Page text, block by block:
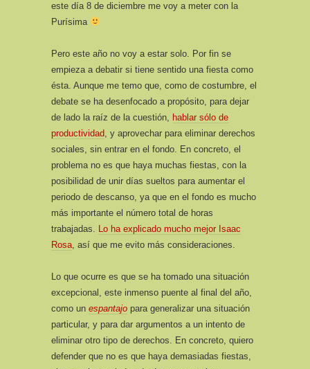
este día 8 de diciembre me voy a meter con la
Purísima
Pero este año no voy a estar solo. Por fin se
empieza a debatir si tiene sentido una fiesta como
ésta. Aunque me temo que, como de costumbre, el
debate se ha desenfocado a propósito, para dejar
de lado la raíz de la cuestión, hablar sólo de
productividad, y aprovechar para eliminar derechos
sociales, sin entrar en el fondo. En concreto, el
problema no es que haya muchas fiestas, con la
posibilidad de unir días sueltos para aumentar el
periodo de descanso, ya que en el fondo es mucho
más importante el número total de horas
trabajadas. Lo ha explicado mucho mejor Isaac
Rosa, así que me evito más consideraciones.
Lo que ocurre es que se ha tomado una situación
excepcional, este inmenso puente al final del año,
como un espantajo para generalizar una situación
particular, y para dar argumentos a un intento de
eliminar otro tipo de derechos. En concreto, quiero
defender que no es que haya demasiadas fiestas,